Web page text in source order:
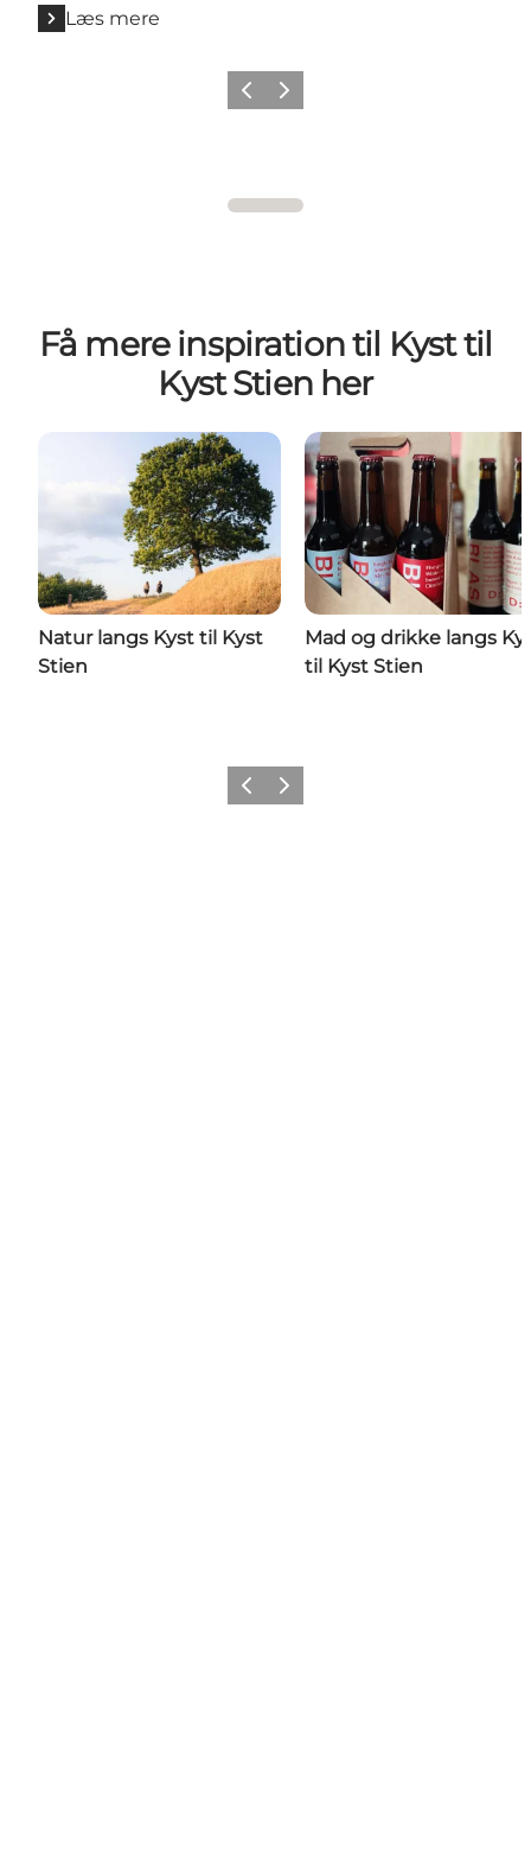
Læs mere
ForrigeNæste
Få mere inspiration til Kyst til
Kyst Stien her
Natur langs Kyst til Kyst
Stien
Mad og drikke langs
til Kyst Stien
ForrigeNæste